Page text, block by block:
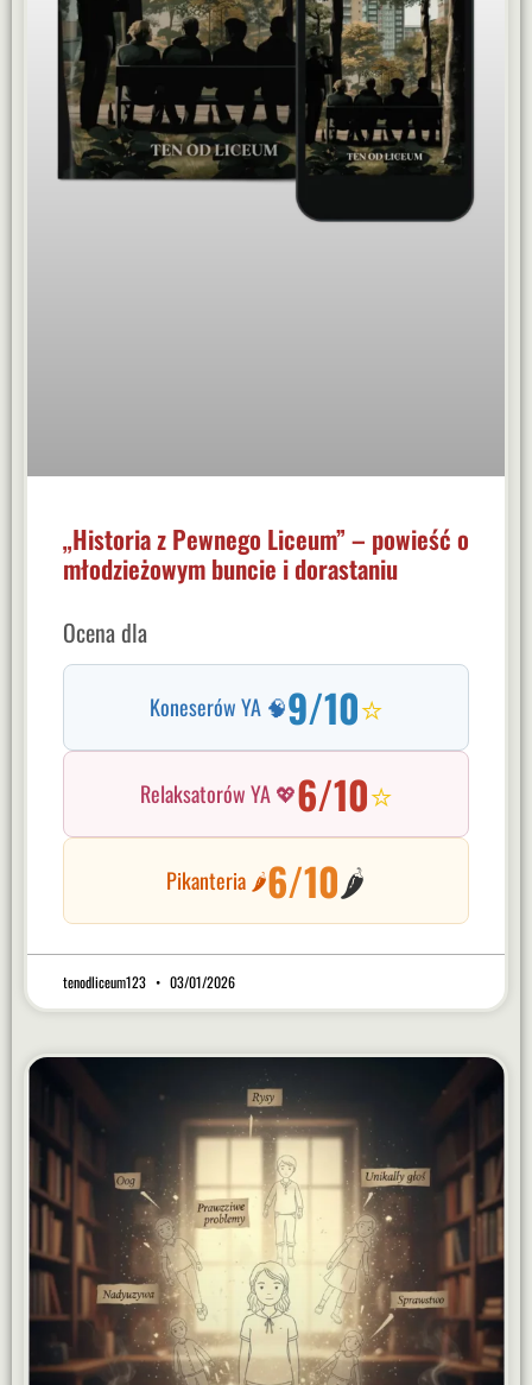
„Historia z Pewnego Liceum” – powieść o
młodzieżowym buncie i dorastaniu
Ocena dla
Koneserów YA 🧠9/10⭐
Relaksatorów YA 💖6/10⭐
Pikanteria 🌶️6/10🌶️
tenodliceum123 03/01/2026